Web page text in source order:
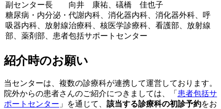
副センター長 向井 康祐、礒橋 佳也子
糖尿病・内分泌・代謝内科、消化器内科、消化器外科、呼
吸器内科、放射線治療科、核医学診療科、看護部、放射線
部、薬剤部、患者包括サポートセンター
紹介時のお願い
当センターは、複数の診療科が連携して運営しております。
院外からの患者さんのご紹介につきましては、「 患者包括サ
ポートセンター 」を通じて、 該当する診療科の初診予約をお